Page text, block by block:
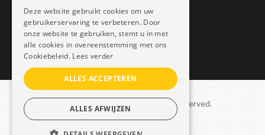
info@dais.be
Copyright © 2021 Dais. All rights reserved.
Sitemap–GDPR
Deze website gebruikt cookies om uw
gebruikerservaring te verbeteren. Door
onze website te gebruiken, stemt u in met
alle cookies in overeenstemming met ons
Cookiebeleid. Lees verder
ALLES ACCEPTEREN
ALLES AFWIJZEN